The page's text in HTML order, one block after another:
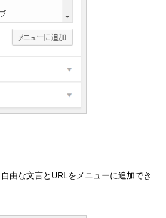
由な文言とURLをメニューに追加でき